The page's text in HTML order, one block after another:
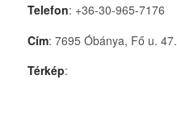
Telefon: +36-30-965-7176
Cím: 7695 Óbánya, Fő u. 47.
Térkép: